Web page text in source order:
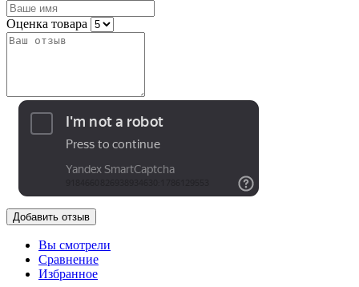
Оценка товара
Добавить отзыв
Вы смотрели
Сравнение
Избранное